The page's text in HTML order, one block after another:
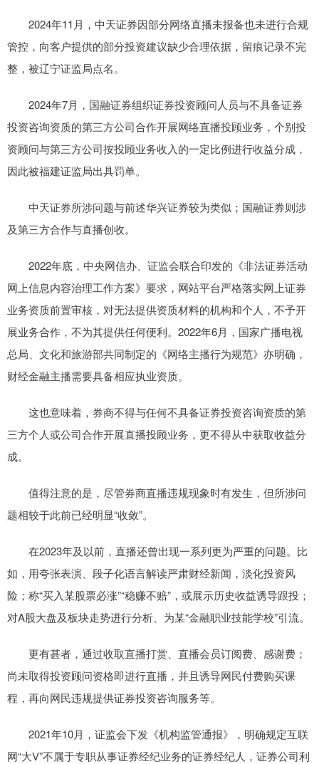
2024年11月，中天证券因部分网络直播未报备也未进行合规
管控，向客户提供的部分投资建议缺少合理依据，留痕记录不完
整，被辽宁证监局点名。
2024年7月，国融证券组织证券投资顾问人员与不具备证券
投资咨询资质的第三方公司合作开展网络直播投顾业务，个别投
资顾问与第三方公司按投顾业务收入的一定比例进行收益分成，
因此被福建证监局出具罚单。
中天证券所涉问题与前述华兴证券较为类似；国融证券则涉
及第三方合作与直播创收。
2022年底，中央网信办、证监会联合印发的《非法证券活动
网上信息内容治理工作方案》要求，网站平台严格落实网上证券
业务资质前置审核，对无法提供资质材料的机构和个人，不予开
展业务合作，不为其提供任何便利。2022年6月，国家广播电视
总局、文化和旅游部共同制定的《网络主播行为规范》亦明确，
财经金融主播需要具备相应执业资质。
这也意味着，券商不得与任何不具备证券投资咨询资质的第
三方个人或公司合作开展直播投顾业务，更不得从中获取收益分
成。
值得注意的是，尽管券商直播违规现象时有发生，但所涉问
题相较于此前已经明显“收敛”。
在2023年及以前，直播还曾出现一系列更为严重的问题。比
如，用夸张表演、段子化语言解读严肃财经新闻，淡化投资风
险；称“买入某股票必涨”“稳赚不赔”，或展示历史收益诱导跟投；
对A股大盘及板块走势进行分析、为某“金融职业技能学校”引流。
更有甚者，通过收取直播打赏、直播会员订阅费、感谢费；
尚未取得投资顾问资格即进行直播，并且诱导网民付费购买课
程，再向网民违规提供证券投资咨询服务等。
2021年10月，证监会下发《机构监管通报》，明确规定互联
网“大V”不属于专职从事证券经纪业务的证券经纪人，证券公司利